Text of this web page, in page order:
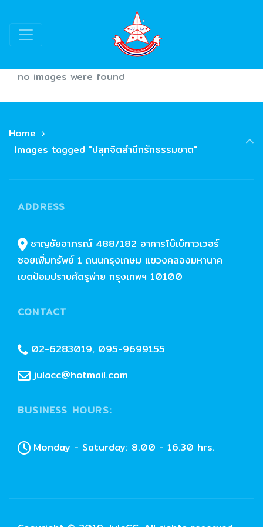
no images were found
Home
Images tagged "ปลุกจิตสำนึกรักธรรมชาต"
ADDRESS
ชาญชัยอาภรณ์ 488/182 อาคารโบ๊เบ๊ทาวเวอร์
ซอยเพิ่มทรัพย์ 1 ถนนกรุงเกษม แขวงคลองมหานาค
เขตป้อมปราบศัตรูพ่าย กรุงเทพฯ 10100
CONTACT
02-6283019, 095-9699155
julacc@hotmail.com
BUSINESS HOURS:
Monday - Saturday: 8.00 - 16.30 hrs.